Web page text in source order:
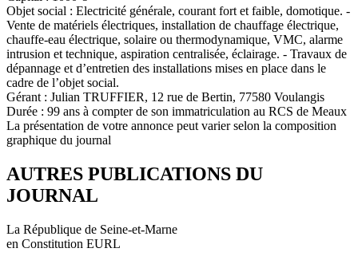
Objet social : Electricité générale, courant fort et faible, domotique. -
Vente de matériels électriques, installation de chauffage électrique,
chauffe-eau électrique, solaire ou thermodynamique, VMC, alarme
intrusion et technique, aspiration centralisée, éclairage. - Travaux de
dépannage et d’entretien des installations mises en place dans le
cadre de l’objet social.
Gérant : Julian TRUFFIER, 12 rue de Bertin, 77580 Voulangis
Durée : 99 ans à compter de son immatriculation au RCS de Meaux
La présentation de votre annonce peut varier selon la composition
graphique du journal
AUTRES PUBLICATIONS DU
JOURNAL
La République de Seine-et-Marne
en Constitution EURL